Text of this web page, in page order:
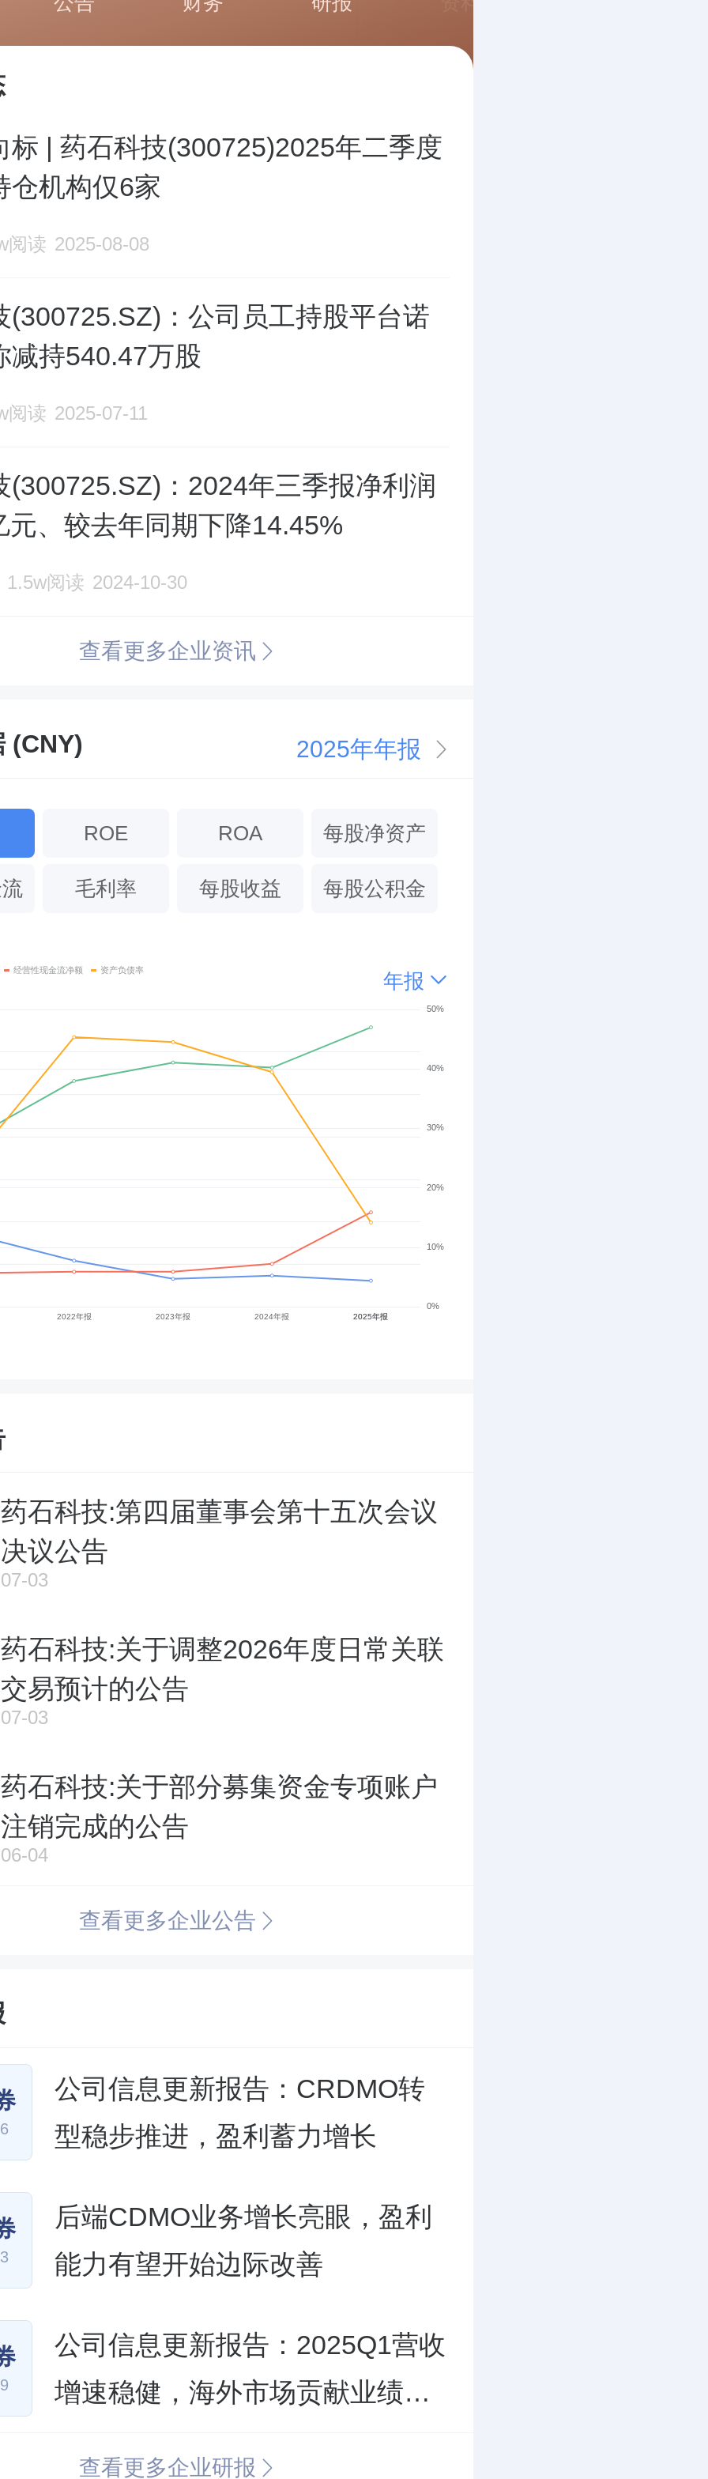
标 | 药石科技(300725)2025年二季度
仓机构仅6家
阅读 2025-08-08
(300725.SZ)：公司员工持股平台诺
减持540.47万股
阅读 2025-07-11
(300725.SZ)：2024年三季报净利润
元、较去年同期下降14.45%
1.5w阅读 2024-10-30
查看更多企业资讯
(CNY) 2025年年报
ROE ROA 每股净资产
毛利率 每股收益 每股公积金
年报
药石科技:第四届董事会第十五次会议
决议公告
07-03
药石科技:关于调整2026年度日常关联
交易预计的公告
07-03
药石科技:关于部分募集资金专项账户
注销完成的公告
06-04
查看更多企业公告
公司信息更新报告：CRDMO转
型稳步推进，盈利蓄力增长
后端CDMO业务增长亮眼，盈利
能力有望开始边际改善
公司信息更新报告：2025Q1营收
增速稳健，海外市场贡献业绩核
查看更多企业研报